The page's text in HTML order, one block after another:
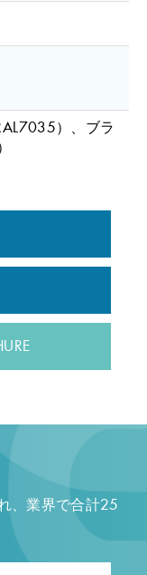
）、ブラ
、業界で合計25